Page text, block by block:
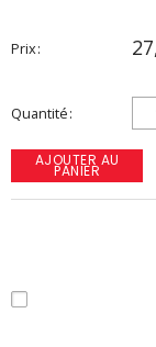
Prix
Quantité
AJOUTER AU
PANIER